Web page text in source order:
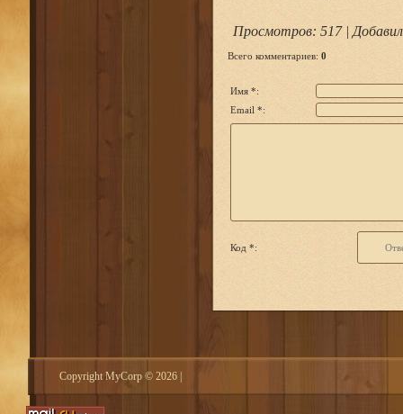
Просмотров: 517 | Добавил
Всего комментариев: 0
Имя *:
Email *:
Код *:
Copyright MyCorp © 2026